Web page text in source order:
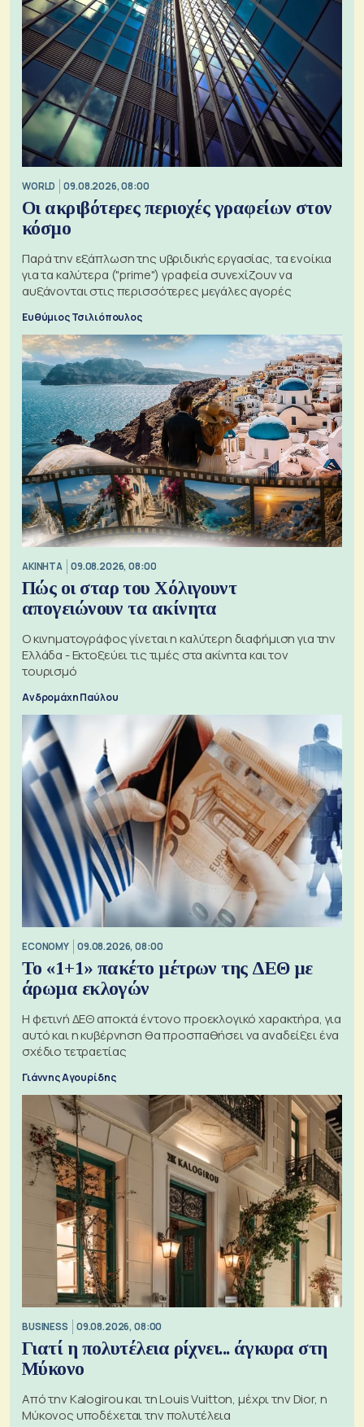
WORLD 09.08.2026, 08:00
Οι ακριβότερες περιοχές γραφείων στον
κόσμο
Παρά την εξάπλωση της υβριδικής εργασίας, τα ενοίκια
για τα καλύτερα ("prime") γραφεία συνεχίζουν να
αυξάνονται στις περισσότερες μεγάλες αγορές
Ευθύμιος Τσιλιόπουλος
ΑΚΙΝΗΤΑ 09.08.2026, 08:00
Πώς οι σταρ του Χόλιγουντ
απογειώνουν τα ακίνητα
Ο κινηματογράφος γίνεται η καλύτερη διαφήμιση για την
Ελλάδα - Εκτοξεύει τις τιμές στα ακίνητα και τον
τουρισμό
Ανδρομάχη Παύλου
ECONOMY 09.08.2026, 08:00
Το «1+1» πακέτο μέτρων της ΔΕΘ με
άρωμα εκλογών
Η φετινή ΔΕΘ αποκτά έντονο προεκλογικό χαρακτήρα, για
αυτό και η κυβέρνηση θα προσπαθήσει να αναδείξει ένα
σχέδιο τετραετίας
Γιάννης Αγουρίδης
BUSINESS 09.08.2026, 08:00
Γιατί η πολυτέλεια ρίχνει... άγκυρα στη
Μύκονο
Από την Kalogirou και τη Louis Vuitton, μέχρι την Dior, η
Μύκονος υποδέχεται την πολυτέλεια